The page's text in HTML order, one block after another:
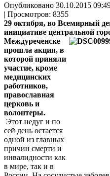
Опубликовано 30.10.2015
| Просмотров: 8355
29 октября, во Всемирный
инициативе центральной
Междуреченске
прошла акция, в
которой приняли
участие, кроме
медицинских
работников,
православная
церковь и
волонтеры.
Этот недуг и по
сей день остается
одной из главных
причин смерти и
инвалидности как
в мире, так и в